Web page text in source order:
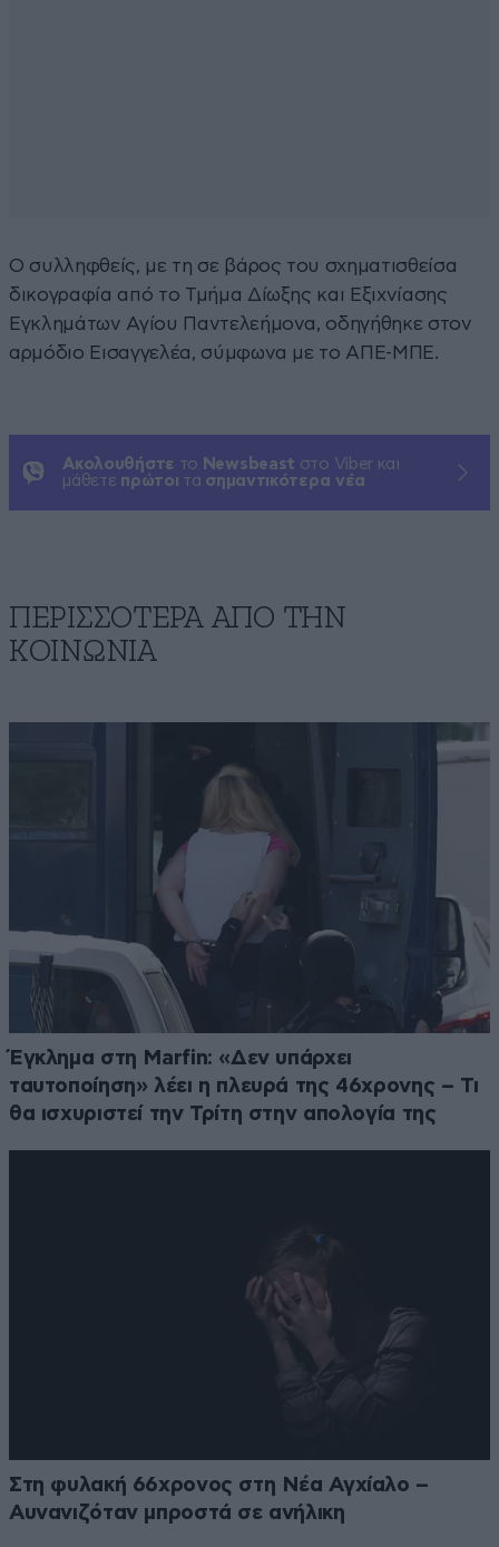
Ο συλληφθείς, με τη σε βάρος του σχηματισθείσα
δικογραφία από το Τμήμα Δίωξης και Εξιχνίασης
Εγκλημάτων Αγίου Παντελεήμονα, οδηγήθηκε στον
αρμόδιο Εισαγγελέα, σύμφωνα με το ΑΠΕ-ΜΠΕ.
Ακολουθήστε το Newsbeast στο Viber και
μάθετε πρώτοι τα σημαντικότερα νέα
ΠΕΡΙΣΣΟΤΕΡΑ ΑΠΟ ΤΗΝ
ΚΟΙΝΩΝΙΑ
Έγκλημα στη Marfin: «Δεν υπάρχει
ταυτοποίηση» λέει η πλευρά της 46χρονης – Τι
θα ισχυριστεί την Τρίτη στην απολογία της
Στη φυλακή 66χρονος στη Νέα Αγχίαλο –
Αυνανιζόταν μπροστά σε ανήλικη